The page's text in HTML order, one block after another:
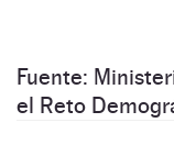
Fuente:
el Reto